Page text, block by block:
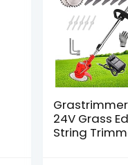
Grastrimmer
24V Grass
String